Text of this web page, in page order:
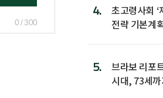
0 / 300
4.
초고령사회
전략 기본계
5.
브라보 리포
시대, 73세까